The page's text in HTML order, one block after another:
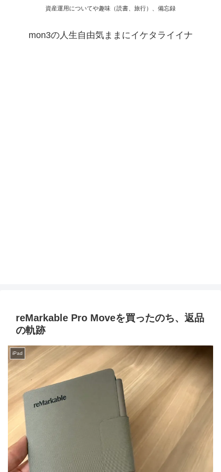
資産運用についてや趣味（読書、旅行）、備忘録
mon3の人生自由気ままにイケタライイナ
reMarkable Pro Moveを買ったのち、返品
の軌跡
iPad